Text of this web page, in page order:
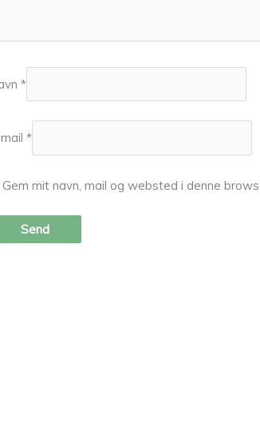
*
*
Gem mit navn, mail og websted i denne